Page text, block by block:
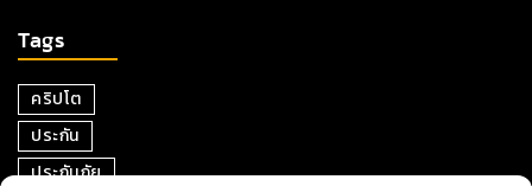
Tags
คริปโต
ประกัน
ประกันภัย